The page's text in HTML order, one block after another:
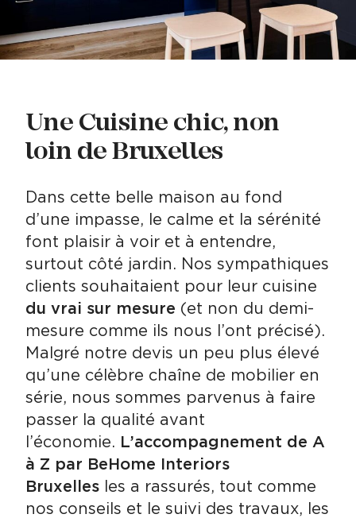
Une Cuisine chic, non
loin de Bruxelles
Dans cette belle maison au fond
d’une impasse, le calme et la sérénité
font plaisir à voir et à entendre,
surtout côté jardin. Nos sympathiques
clients souhaitaient pour leur cuisine
du vrai sur mesure (et non du demi-
mesure comme ils nous l’ont précisé).
Malgré notre devis un peu plus élevé
qu’une célèbre chaîne de mobilier en
série, nous sommes parvenus à faire
passer la qualité avant
l’économie. L’accompagnement de A
à Z par BeHome Interiors
Bruxelles les a rassurés, tout comme
nos conseils et le suivi des travaux, les